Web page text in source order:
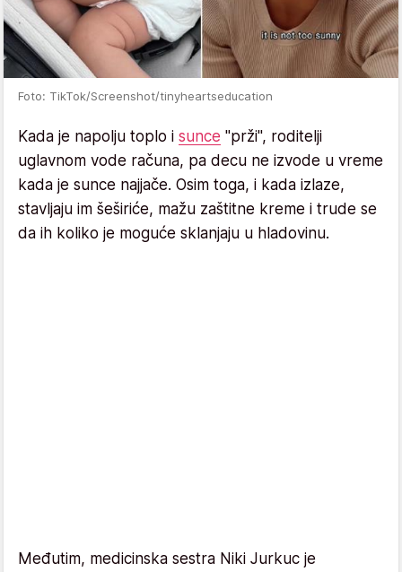
Foto: TikTok/Screenshot/tinyheartseducation
Kada je napolju toplo i sunce "prži", roditelji
uglavnom vode računa, pa decu ne izvode u vreme
kada je sunce najjače. Osim toga, i kada izlaze,
stavljaju im šeširiće, mažu zaštitne kreme i trude se
da ih koliko je moguće sklanjaju u hladovinu.
Međutim, medicinska sestra Niki Jurkuc je